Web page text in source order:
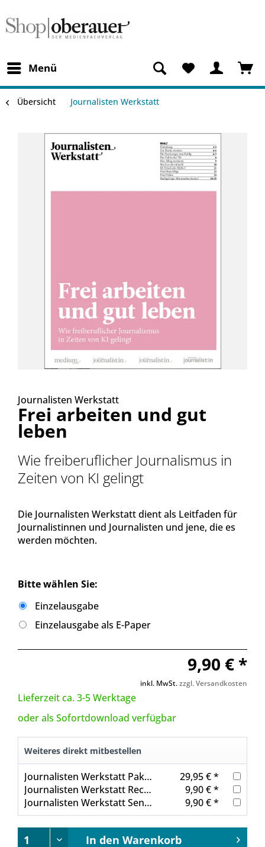
Menü
Übersicht Journalisten Werkstatt
Journalisten Werkstatt
Frei arbeiten und gut
leben
Wie freiberuflicher Journalismus in
Zeiten von KI gelingt
Die Journalisten Werkstatt dient als Leitfaden für
Journalistinnen und Journalisten und jene, die es
werden möchten.
Bitte wählen Sie:
Einzelausgabe
Einzelausgabe als E-Paper
9,90 € *
inkl. MwSt.zzgl. Versandkosten
Lieferzeit ca. 3-5 Werktage
oder als Sofortdownload verfügbar
Weiteres direkt mitbestellen
Journalisten Werkstatt Paket: Persönlichkeitsentwicklung im Journalismus
29,95 € *
Journalisten Werkstatt Recherchieren mit KI
9,90 € *
Journalisten Werkstatt Sensible Sprache
9,90 € *
In den Warenkorb